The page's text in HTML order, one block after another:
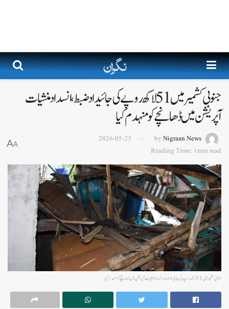
جنوبی کشمیرمیں 51 لاکھ روپے کی جائیداد ضبط، انسداد منشیات
آپریشن میں ڈھانچے کو منہدم کیا
by Nigraan News
2026-05-23
Reading Time: 1min read
A
A
جنوبی کشمیرمیں 51 لاکھ روپے کی جائیداد ضبط، انسداد منشیات آپریشن میں ڈھانچے کو منہدم کیا